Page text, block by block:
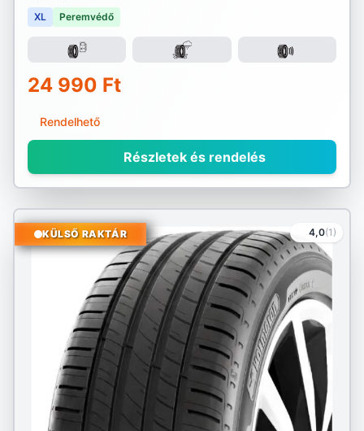
XL Peremvédő
24 990 Ft
Rendelhető
Részletek és rendelés
4,0(1)
KÜLSŐ RAKTÁR